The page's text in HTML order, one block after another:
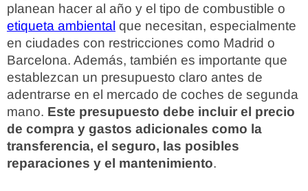
planean hacer al año y el tipo de combustible o
etiqueta ambiental que necesitan, especialmente
en ciudades con restricciones como Madrid o
Barcelona. Además, también es importante que
establezcan un presupuesto claro antes de
adentrarse en el mercado de coches de segunda
mano. Este presupuesto debe incluir el precio
de compra y gastos adicionales como la
transferencia, el seguro, las posibles
reparaciones y el mantenimiento.